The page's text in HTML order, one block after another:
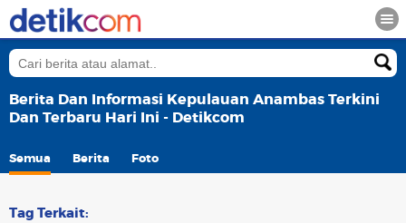
Berita Dan Informasi Kepulauan Anambas Terkini
Dan Terbaru Hari Ini - Detikcom
Semua Berita Foto
Tag Terkait: